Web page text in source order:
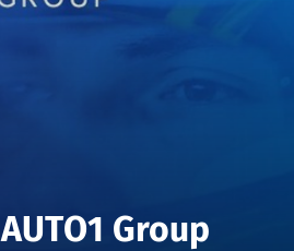
AUTO1 Group